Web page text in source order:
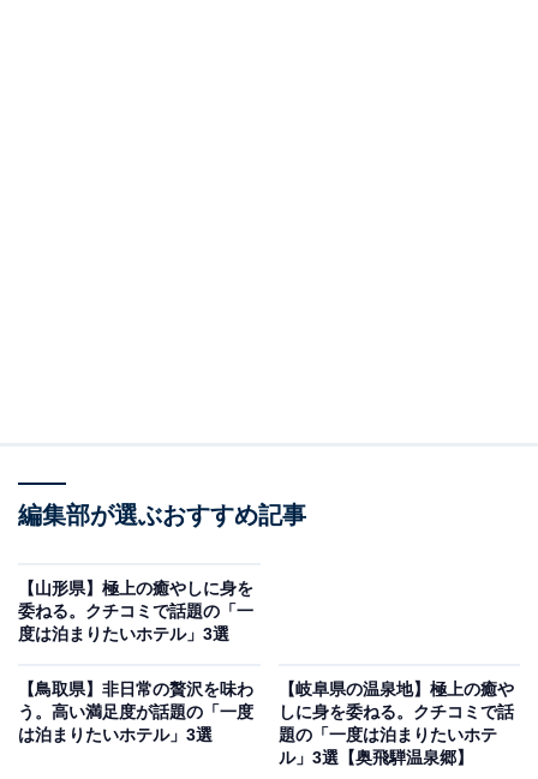
インフィニート ホテル＆スパ 南紀白浜（画像：「インフィニート ホテル＆
スパ 南紀白浜」公式Webサイトより）
「インフィニート ホテル＆スパ 南紀白浜」は白浜の高台
編集部が選ぶおすすめ記事
【山形県】極上の癒やしに身を
委ねる。クチコミで話題の「一
度は泊まりたいホテル」3選
【鳥取県】非日常の贅沢を味わ
う。高い満足度が話題の「一度
は泊まりたいホテル」3選
【岐阜県の温泉地】極上の癒や
しに身を委ねる。クチコミで話
題の「一度は泊まりたいホテ
ル」3選【奥飛騨温泉郷】